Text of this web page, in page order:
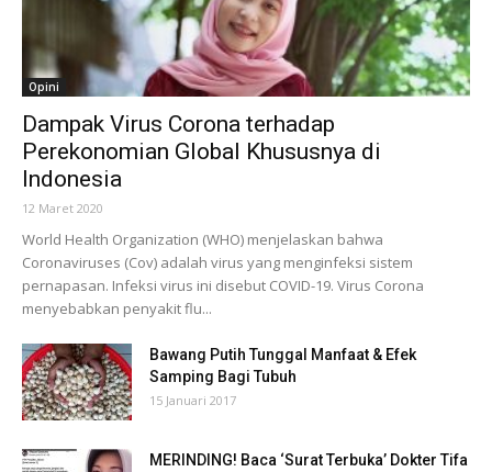
Opini
Dampak Virus Corona terhadap
Perekonomian Global Khususnya di
Indonesia
12 Maret 2020
World Health Organization (WHO) menjelaskan bahwa
Coronaviruses (Cov) adalah virus yang menginfeksi sistem
pernapasan. Infeksi virus ini disebut COVID-19. Virus Corona
menyebabkan penyakit flu...
Bawang Putih Tunggal Manfaat & Efek
Samping Bagi Tubuh
15 Januari 2017
MERINDING! Baca ‘Surat Terbuka’ Dokter Tifa